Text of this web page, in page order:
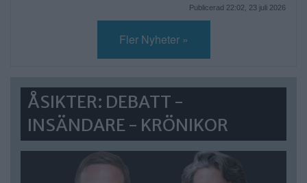
Publicerad 22:02, 23 juli 2026
Fler Nyheter »
ÅSIKTER: DEBATT -
INSÄNDARE - KRÖNIKOR